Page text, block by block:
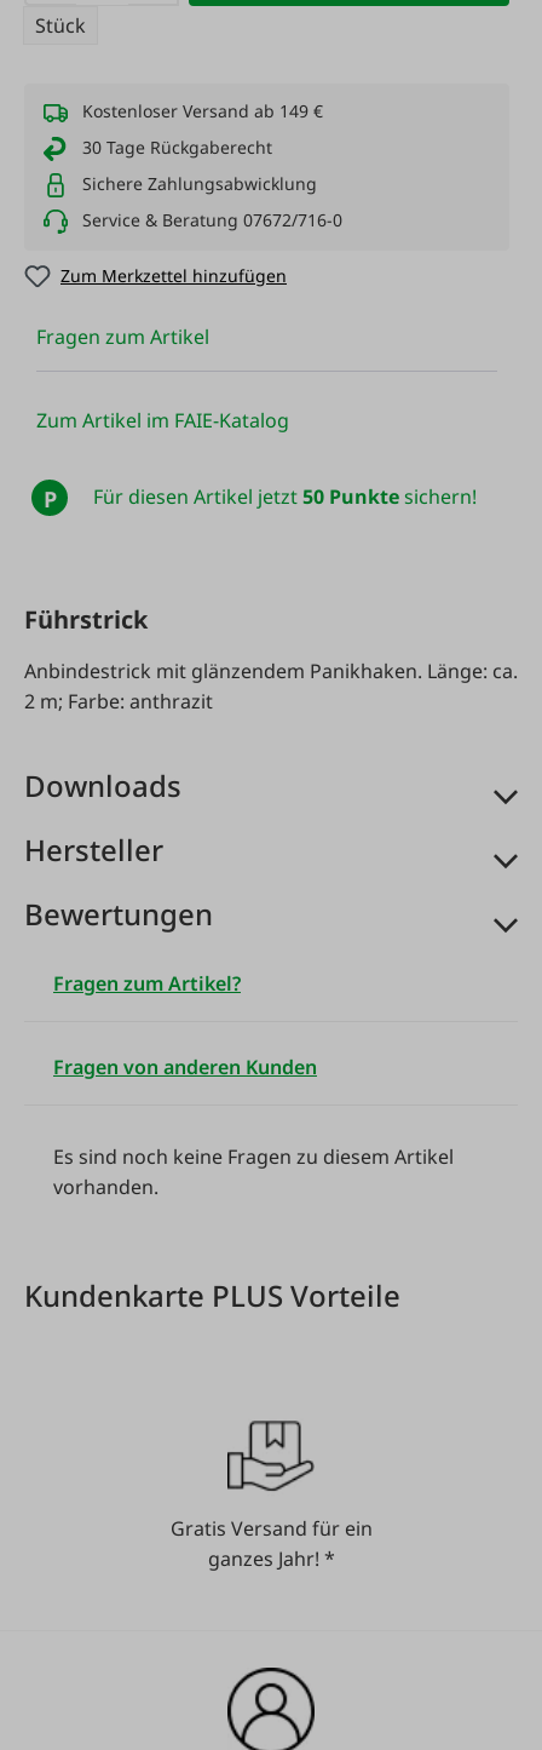
Stück
Kostenloser Versand ab 149 €
30 Tage Rückgaberecht
Sichere Zahlungsabwicklung
Service & Beratung 07672/716-0
Zum Merkzettel hinzufügen
Fragen zum Artikel
Zum Artikel im FAIE-Katalog
P Für diesen Artikel jetzt50 Punktesichern!
Führstrick
Anbindestrick mit glänzendem Panikhaken. Länge: ca.
2 m; Farbe: anthrazit
Downloads
Hersteller
Bewertungen
Fragen zum Artikel?
Fragen von anderen Kunden
Es sind noch keine Fragen zu diesem Artikel
vorhanden.
Kundenkarte PLUS Vorteile
Gratis Versand für ein
ganzes Jahr! *